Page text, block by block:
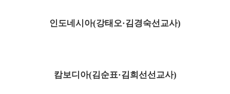
인도네시아(강태오·김경숙선교사)
캄보디아(김순표·김희선선교사)